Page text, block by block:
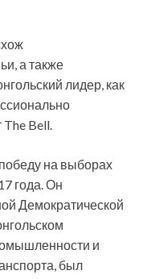
а также
лидер, как
Bell.
на выборах
года. Он
Демократической
и
был